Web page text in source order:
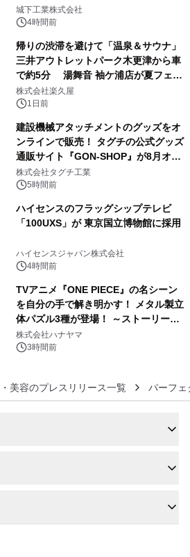
ーブル1本つなぐだけ、テレビの音が
ぐっと豊かに
城下工業株式会社
4時間前
帰りの渋滞を避けて「温泉＆サウナ」
三井アウトレットパーク木更津から車
で約5分 湯舞音 袖ケ浦店が夏フェア
メニューを提供
株式会社楽久屋
1日前
建設機械アタッチメントのグッズをオ
ンラインで販売！ タグチの公式グッズ
通販サイト『GON-SHOP』が8月オー
プン
株式会社タグチ工業
5時間前
ハイセンスのフラッグシップテレビ
「100UXS」が 東京国立博物館に採用
ハイセンスジャパン株式会社
4時間前
TVアニメ『ONE PIECE』の名シーン
を自分の手で解き明かす！ メタル製立
体パズル3種が登場！ ～ストーリーと
ギミックが融合した 大人の体験型パズ
ルが8月7日(金)12時より先行予約受付
株式会社ハナヤマ
3時間前
美容のプレスリリース一覧 パーフェ